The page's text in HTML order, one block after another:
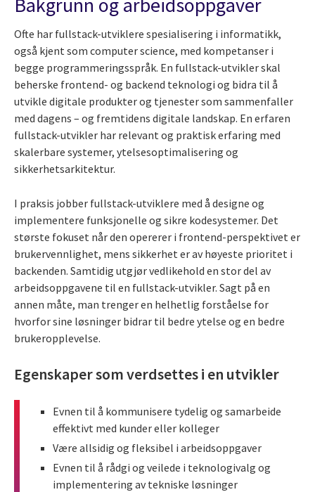
Ofte har fullstack-utviklere spesialisering i informatikk,
også kjent som computer science, med kompetanser i
begge programmeringsspråk. En fullstack-utvikler skal
beherske frontend- og backend teknologi og bidra til å
utvikle digitale produkter og tjenester som sammenfaller
med dagens – og fremtidens digitale landskap. En erfaren
fullstack-utvikler har relevant og praktisk erfaring med
skalerbare systemer, ytelsesoptimalisering og
sikkerhetsarkitektur.
I praksis jobber fullstack-utviklere med å designe og
implementere funksjonelle og sikre kodesystemer. Det
største fokuset når den opererer i frontend-perspektivet er
brukervennlighet, mens sikkerhet er av høyeste prioritet i
backenden. Samtidig utgjør vedlikehold en stor del av
arbeidsoppgavene til en fullstack-utvikler. Sagt på en
annen måte, man trenger en helhetlig forståelse for
hvorfor sine løsninger bidrar til bedre ytelse og en bedre
brukeropplevelse.
Egenskaper som verdsettes i en utvikler
Evnen til å kommunisere tydelig og samarbeide
effektivt med kunder eller kolleger
Være allsidig og fleksibel i arbeidsoppgaver
Evnen til å rådgi og veilede i teknologivalg og
implementering av tekniske løsninger